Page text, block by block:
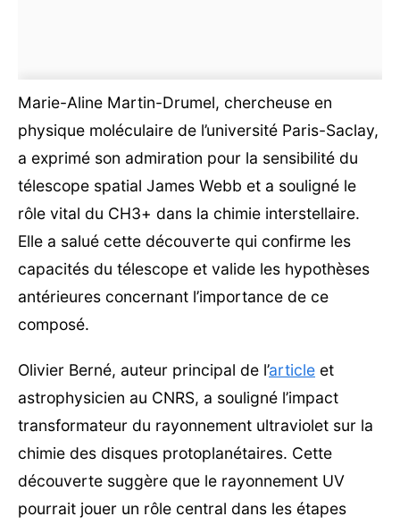
Marie-Aline Martin-Drumel, chercheuse en
physique moléculaire de l’université Paris-Saclay,
a exprimé son admiration pour la sensibilité du
télescope spatial James Webb et a souligné le
rôle vital du CH3+ dans la chimie interstellaire.
Elle a salué cette découverte qui confirme les
capacités du télescope et valide les hypothèses
antérieures concernant l’importance de ce
composé.
Olivier Berné, auteur principal de l’article et
astrophysicien au CNRS, a souligné l’impact
transformateur du rayonnement ultraviolet sur la
chimie des disques protoplanétaires. Cette
découverte suggère que le rayonnement UV
pourrait jouer un rôle central dans les étapes